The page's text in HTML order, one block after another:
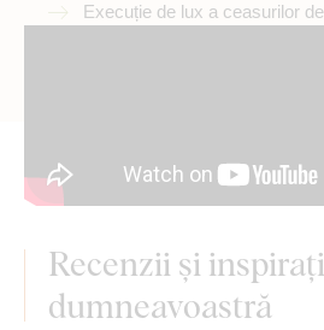
Execuție de lux a ceasurilor
Recenzii și
dumneavoastră